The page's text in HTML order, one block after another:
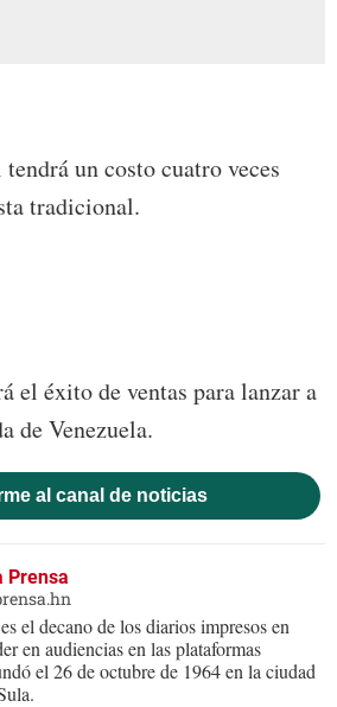
un costo cuatro veces
tradicional.
el éxito de ventas para lanzar a
de Venezuela.
al canal de noticias
Prensa
el decano de los diarios impresos en
en audiencias en las plataformas
el 26 de octubre de 1964 en la ciudad